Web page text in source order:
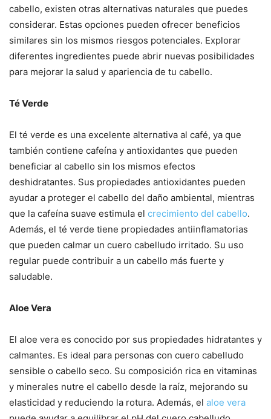
cabello, existen otras alternativas naturales que puedes
considerar. Estas opciones pueden ofrecer beneficios
similares sin los mismos riesgos potenciales. Explorar
diferentes ingredientes puede abrir nuevas posibilidades
para mejorar la salud y apariencia de tu cabello.
Té Verde
El té verde es una excelente alternativa al café, ya que
también contiene cafeína y antioxidantes que pueden
beneficiar al cabello sin los mismos efectos
deshidratantes. Sus propiedades antioxidantes pueden
ayudar a proteger el cabello del daño ambiental, mientras
que la cafeína suave estimula el crecimiento del cabello.
Además, el té verde tiene propiedades antiinflamatorias
que pueden calmar un cuero cabelludo irritado. Su uso
regular puede contribuir a un cabello más fuerte y
saludable.
Aloe Vera
El aloe vera es conocido por sus propiedades hidratantes y
calmantes. Es ideal para personas con cuero cabelludo
sensible o cabello seco. Su composición rica en vitaminas
y minerales nutre el cabello desde la raíz, mejorando su
elasticidad y reduciendo la rotura. Además, el aloe vera